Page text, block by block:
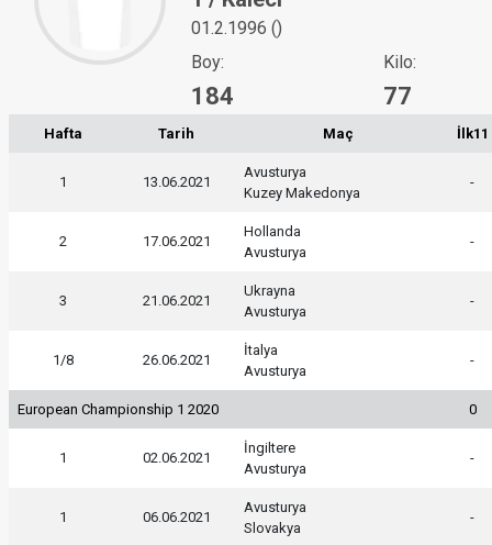
01.2.1996 ()
Boy:
184
Kilo:
77
Hafta Tarih Maç İlk11
1 13.06.2021
Avusturya
Kuzey Makedonya
-
2 17.06.2021
Hollanda
Avusturya
-
3 21.06.2021
Ukrayna
Avusturya
-
1/8 26.06.2021
İtalya
Avusturya
-
European Championship 1 2020 0
1 02.06.2021
İngiltere
Avusturya
-
1 06.06.2021
Avusturya
Slovakya
-